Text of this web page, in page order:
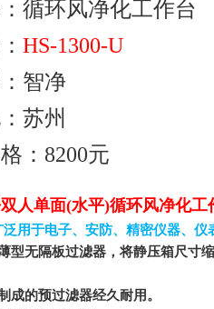
： 循环风净化工作台
HS-1300-U
智净
苏州
：8200元
人单面(水平)循环风净化工
用于电子、安防、精密仪器、仪
型无隔板过滤器，将静压箱尺寸
成的预过滤器经久耐用。